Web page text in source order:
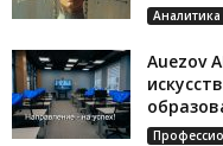
Аналитика
Auezov